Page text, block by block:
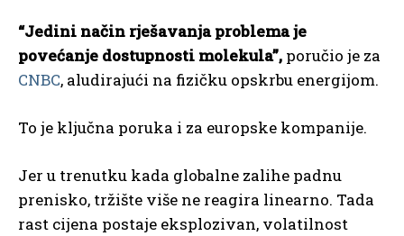
“Jedini način rješavanja problema je
povećanje dostupnosti molekula”, poručio je za
CNBC, aludirajući na fizičku opskrbu energijom.
To je ključna poruka i za europske kompanije.
Jer u trenutku kada globalne zalihe padnu
prenisko, tržište više ne reagira linearno. Tada
rast cijena postaje eksplozivan, volatilnost